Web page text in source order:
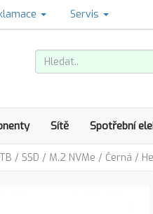
Servis
Sítě Spotřební
/ SSD / M.2 NVMe / Černá /